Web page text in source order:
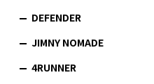
DEFENDER
JIMNY NOMADE
4RUNNER